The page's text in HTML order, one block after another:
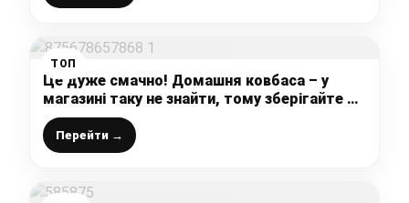
ТОП
Це дуже смачно! Домашня ковбаса – у
магазині таку не знайти, тому зберігайте та
радуйте свої смакові відчуття
Перейти →